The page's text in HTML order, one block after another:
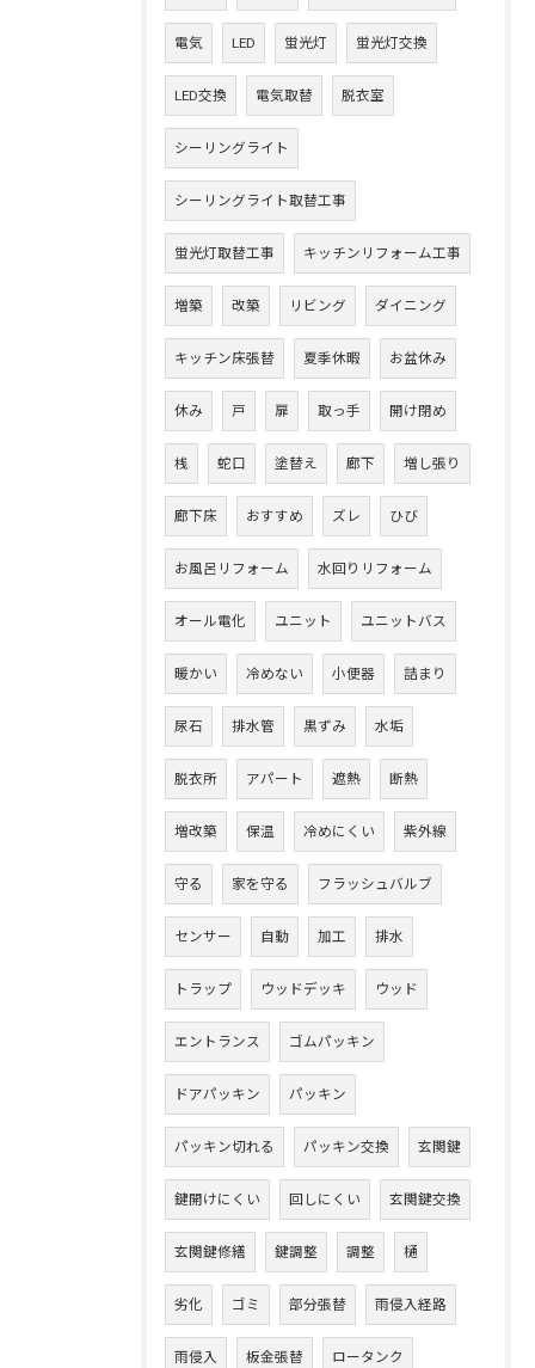
電気 LED 蛍光灯 蛍光灯交換
LED交換 電気取替 脱衣室
シーリングライト
シーリングライト取替工事
蛍光灯取替工事 キッチンリフォーム工事
増築 改築 リビング ダイニング
キッチン床張替 夏季休暇 お盆休み
休み 戸 扉 取っ手 開け閉め
桟 蛇口 塗替え 廊下 増し張り
廊下床 おすすめ ズレ ひび
お風呂リフォーム 水回りリフォーム
オール電化 ユニット ユニットバス
暖かい 冷めない 小便器 詰まり
尿石 排水管 黒ずみ 水垢
脱衣所 アパート 遮熱 断熱
増改築 保温 冷めにくい 紫外線
守る 家を守る フラッシュバルブ
センサー 自動 加工 排水
トラップ ウッドデッキ ウッド
エントランス ゴムパッキン
ドアパッキン パッキン
パッキン切れる パッキン交換 玄関鍵
鍵開けにくい 回しにくい 玄関鍵交換
玄関鍵修繕 鍵調整 調整 樋
劣化 ゴミ 部分張替 雨侵入経路
雨侵入 板金張替 ロータンク